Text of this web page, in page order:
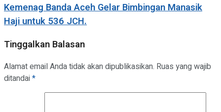
Kemenag Banda Aceh Gelar Bimbingan Manasik
Haji untuk 536 JCH.
Tinggalkan Balasan
Alamat email Anda tidak akan dipublikasikan. Ruas yang wajib
ditandai*